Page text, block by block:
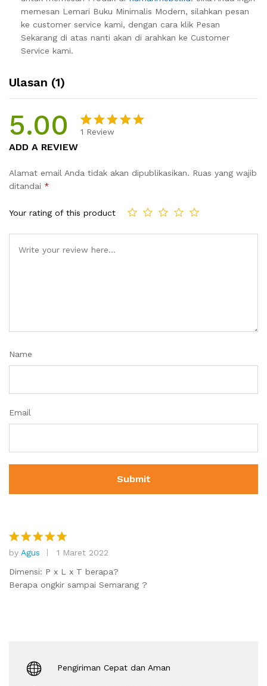
memesan Lemari Buku Minimalis Modern, silahkan pesan
ke customer service kami, dengan cara klik Pesan
Sekarang di atas nanti akan di arahkan ke Customer
Service kami.
Ulasan (1)
5.00
5
penilaian
1 Review
ADD A REVIEW
Alamat email Anda tidak akan dipublikasikan. Ruas yang wajib
ditandai *
Your rating of this product
Name
Email
Dinilai
5
dari 5
by Agus
1 Maret 2022
Dimensi: P x L x T berapa?
Berapa ongkir sampai Semarang ?
Pengiriman Cepat dan Aman